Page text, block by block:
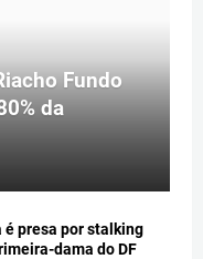
Fundo
da
é presa por stalking
dama do DF